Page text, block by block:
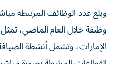
الإمارات، وتشمل أنشطة